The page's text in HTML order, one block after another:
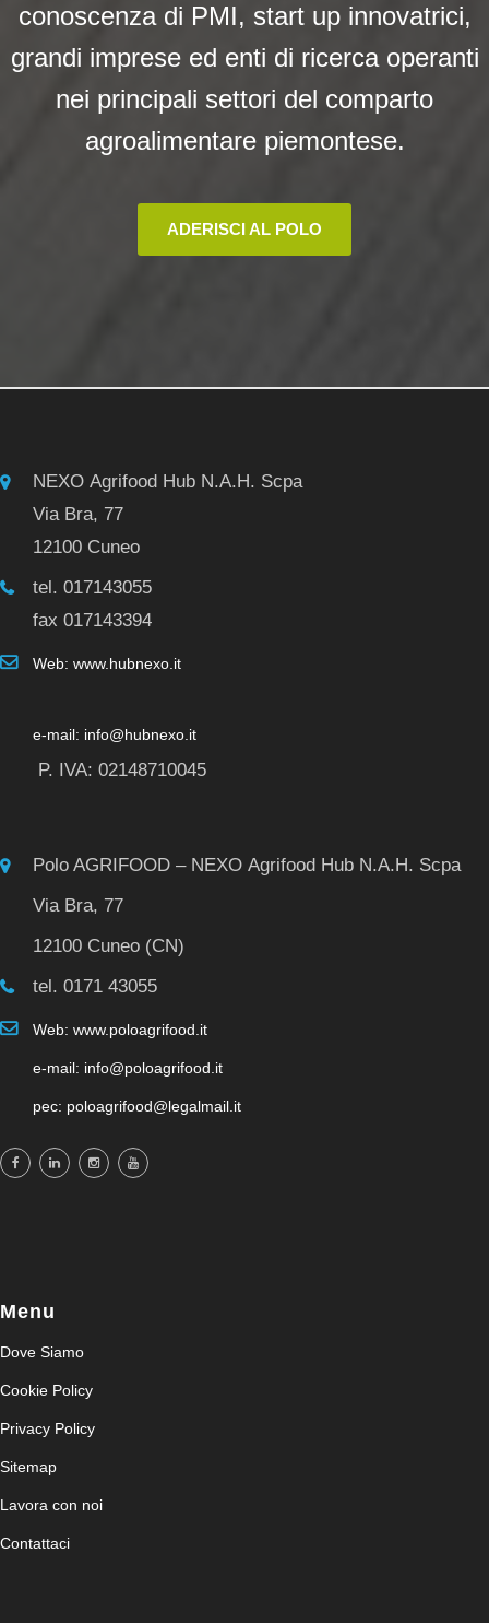
conoscenza di PMI, start up innovatrici,
grandi imprese ed enti di ricerca operanti
nei principali settori del comparto
agroalimentare piemontese.
ADERISCI AL POLO
NEXO Agrifood Hub N.A.H. Scpa
Via Bra, 77
12100 Cuneo
tel. 017143055
fax 017143394
Web: www.hubnexo.it
e-mail: info@hubnexo.it
P. IVA: 02148710045
Polo AGRIFOOD – NEXO Agrifood Hub N.A.H. Scpa
Via Bra, 77
12100 Cuneo (CN)
tel. 0171 43055
Web: www.poloagrifood.it
e-mail: info@poloagrifood.it
pec: poloagrifood@legalmail.it
Menu
Dove Siamo
Cookie Policy
Privacy Policy
Sitemap
Lavora con noi
Contattaci